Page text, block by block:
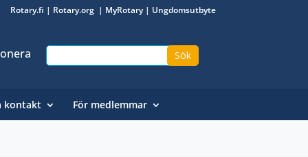
Rotary.fi | Rotary.org | MyRotary| Ungdomsutbyte
kontakt För medlemmar